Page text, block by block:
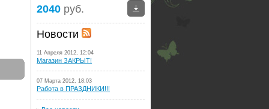
2040 руб.
Новости
11 Апреля 2012, 12:04
Магазин ЗАКРЫТ!
07 Марта 2012, 18:03
Работа в ПРАЗДНИКИ!!!